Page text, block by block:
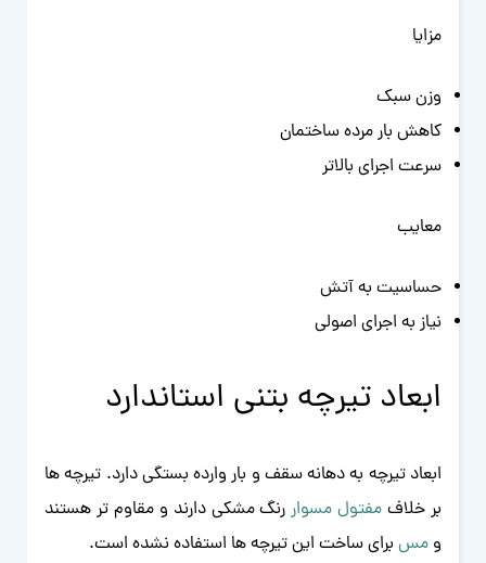
مزایا
وزن سبک
کاهش بار مرده ساختمان
سرعت اجرای بالاتر
معایب
حساسیت به آتش
نیاز به اجرای اصولی
ابعاد تیرچه بتنی استاندارد
ابعاد تیرچه به دهانه سقف و بار وارده بستگی دارد. تیرچه ها
بر خلاف مفتول مسواررنگ مشکی دارند و مقاوم تر هستند
و مس برای ساخت این تیرچه ها استفاده نشده است.